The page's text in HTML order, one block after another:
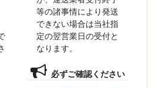
等の諸事情により発送
できない場合は当社指
定の翌営業日の受付と
なります。
必ずご確認ください